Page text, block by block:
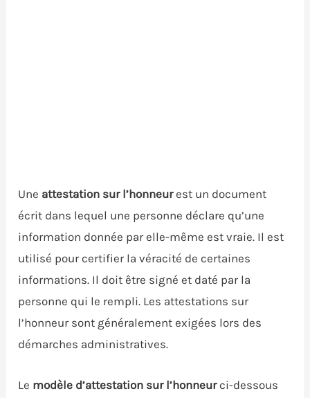
Une attestation sur l’honneurest un document
écrit dans lequel une personne déclare qu’une
information donnée par elle-même est vraie. Il est
utilisé pour certifier la véracité de certaines
informations. Il doit être signé et daté par la
personne qui le rempli. Les attestations sur
l’honneur sont généralement exigées lors des
démarches administratives.
Le modèle d’attestation sur l’honneurci-dessous